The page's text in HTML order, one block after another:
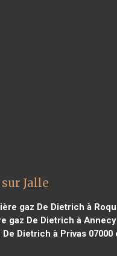
Jalle
gaz De Dietrich à
gaz De Dietrich à Annecy
Dietrich à Privas 07000